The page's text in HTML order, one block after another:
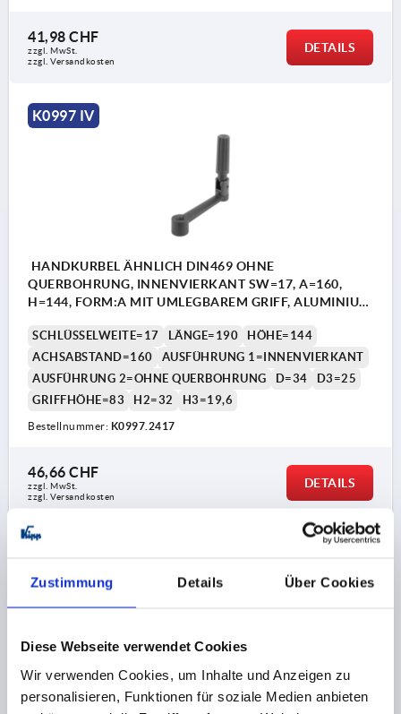
Zustimmung Details Über Cookies
Diese Webseite verwendet Cookies
Wir verwenden Cookies, um Inhalte und Anzeigen zu
personalisieren, Funktionen für soziale Medien anbieten
41,98 CHF
zzgl. MwSt.
zzgl. Versandkosten
DETAILS
K0997 IV
HANDKURBEL ÄHNLICH DIN469 OHNE
QUERBOHRUNG, INNENVIERKANT SW=17, A=160,
H=144, FORM:A MIT UMLEGBAREM GRIFF, ALUMINIUM
KOMP:THERMOPLAST SCHWARZ
SCHLÜSSELWEITE=17 LÄNGE=190
HÖHE=144
ACHSABSTAND=160
AUSFÜHRUNG 1=INNENVIERKANT
AUSFÜHRUNG 2=OHNE QUERBOHRUNG
D=34
D3=25
GRIFFHÖHE=83
H2=32 H3=19,6
Bestellnummer: K0997.2417
46,66 CHF
zzgl. MwSt.
zzgl. Versandkosten
DETAILS
HANDKURBEL ÄHNLICH DIN469 MIT QUERBOHRUNG,